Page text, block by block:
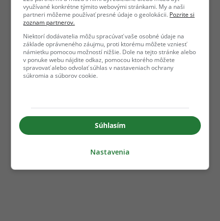
využívané konkrétne týmito webovými stránkami. My a naši
partneri môžeme používať presné údaje o geolokácii. Pozrite si
zoznam partnerov.
Niektorí dodávatelia môžu spracúvať vaše osobné údaje na
základe oprávneného záujmu, proti ktorému môžete vzniesť
námietku pomocou možností nižšie. Dole na tejto stránke alebo
v ponuke webu nájdite odkaz, pomocou ktorého môžete
spravovať alebo odvolať súhlas v nastaveniach ochrany
súkromia a súborov cookie.
Súhlasím
Nastavenia